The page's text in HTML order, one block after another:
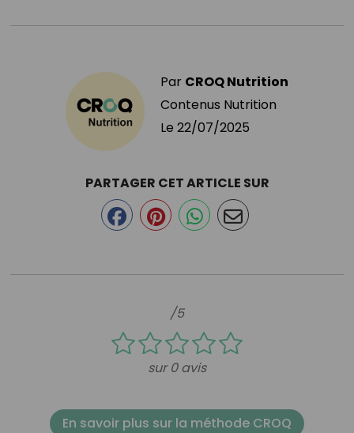
Par CROQ Nutrition
Contenus Nutrition
Le 22/07/2025
/5
sur 0 avis
PARTAGER CET ARTICLE SUR
En savoir plus sur la méthode CROQ